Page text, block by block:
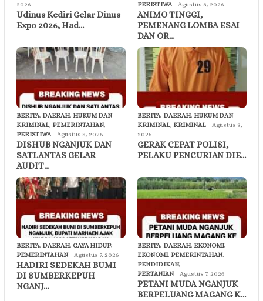
2026
Udinus Kediri Gelar Dinus
Expo 2026, Had…
PERISTIWA
Agustus 8, 2026
ANIMO TINGGI,
PEMENANG LOMBA ESAI
DAN OR…
BERITA, DAERAH, HUKUM DAN
KRIMINAL, PEMERINTAHAN,
PERISTIWA
Agustus 8, 2026
DISHUB NGANJUK DAN
SATLANTAS GELAR
AUDIT…
BERITA, DAERAH, HUKUM DAN
KRIMINAL, KRIMINAL
Agustus 8,
2026
GERAK CEPAT POLISI,
PELAKU PENCURIAN DIE…
BERITA, DAERAH, GAYA HIDUP,
PEMERINTAHAN
Agustus 7, 2026
HADIRI SEDEKAH BUMI
DI SUMBERKEPUH
NGANJ…
BERITA, DAERAH, EKONOMI,
EKONOMI, PEMERINTAHAN,
PENDIDIKAN,
PERTANIAN
Agustus 7, 2026
PETANI MUDA NGANJUK
BERPELUANG MAGANG K…